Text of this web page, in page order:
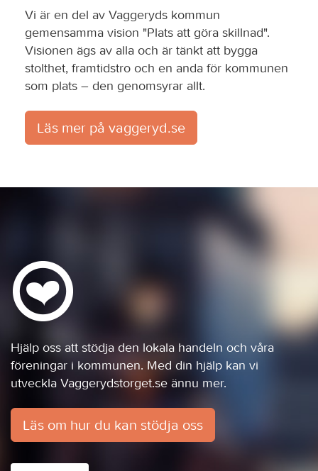
Vi är en del av Vaggeryds kommun
gemensamma vision "Plats att göra skillnad".
Visionen ägs av alla och är tänkt att bygga
stolthet, framtidstro och en anda för kommunen
som plats – den genomsyrar allt.
Läs mer på vaggeryd.se
Hjälp oss att stödja den lokala handeln och våra
föreningar i kommunen. Med din hjälp kan vi
utveckla Vaggerydstorget.se ännu mer.
Läs om hur du kan stödja oss